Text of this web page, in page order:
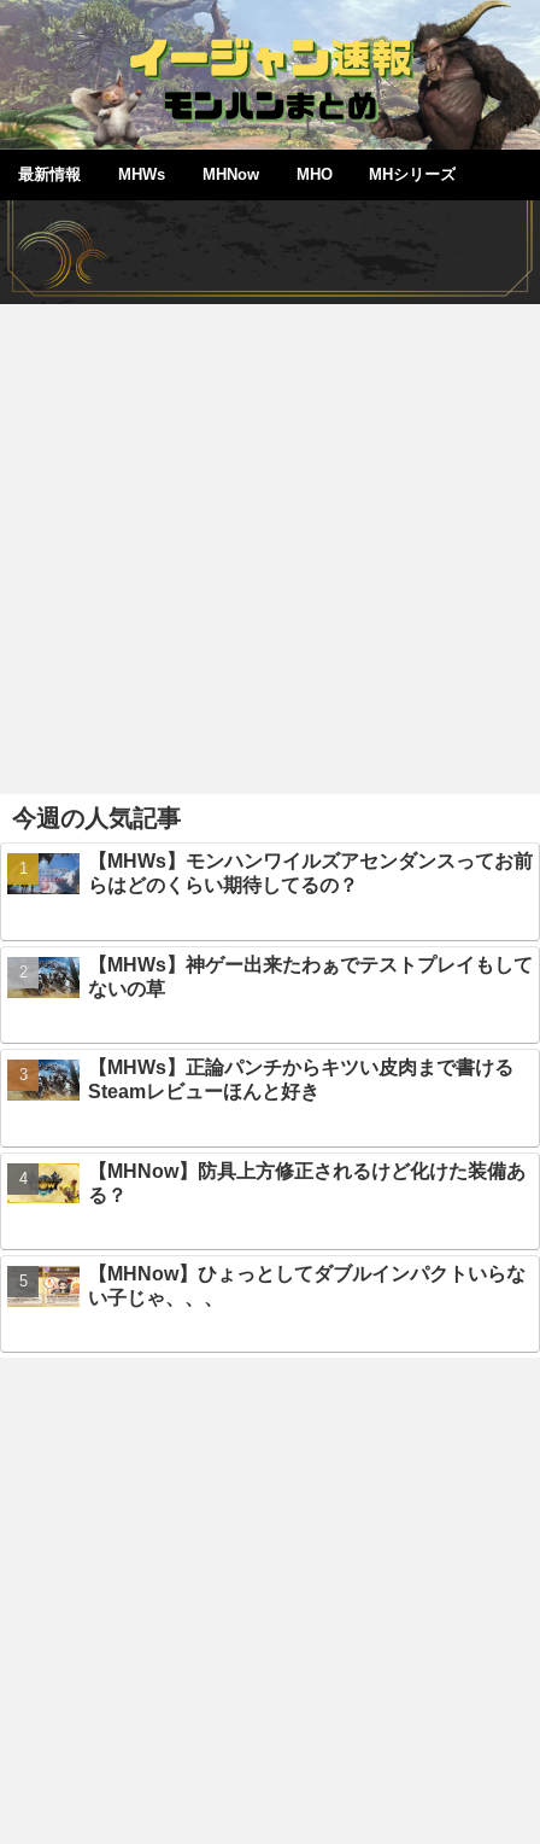
最新情報 MHWs MHNow MHO MHシリーズ
今週の人気記事
【MHWs】モンハンワイルズアセンダンスってお前
らはどのくらい期待してるの？
【MHWs】神ゲー出来たわぁでテストプレイもして
ないの草
【MHWs】正論パンチからキツい皮肉まで書ける
Steamレビューほんと好き
【MHNow】防具上方修正されるけど化けた装備あ
る？
【MHNow】ひょっとしてダブルインパクトいらな
い子じゃ、、、